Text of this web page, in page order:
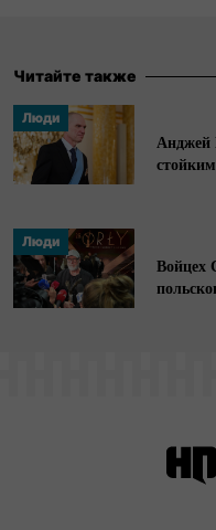
Также была
Mothers»
Читайте также
Люди
Анджей
стойким
Люди
Войцех